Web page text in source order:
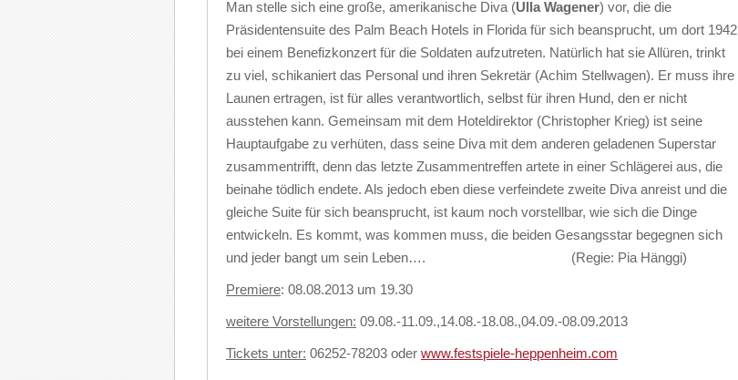
Man stelle sich eine große, amerikanische Diva (Ulla Wagener) vor, die die
Präsidentensuite des Palm Beach Hotels in Florida für sich beansprucht, um dort 1942
bei einem Benefizkonzert für die Soldaten aufzutreten. Natürlich hat sie Allüren, trinkt
zu viel, schikaniert das Personal und ihren Sekretär (Achim Stellwagen). Er muss ihre
Launen ertragen, ist für alles verantwortlich, selbst für ihren Hund, den er nicht
ausstehen kann. Gemeinsam mit dem Hoteldirektor (Christopher Krieg) ist seine
Hauptaufgabe zu verhüten, dass seine Diva mit dem anderen geladenen Superstar
zusammentrifft, denn das letzte Zusammentreffen artete in einer Schlägerei aus, die
beinahe tödlich endete. Als jedoch eben diese verfeindete zweite Diva anreist und die
gleiche Suite für sich beansprucht, ist kaum noch vorstellbar, wie sich die Dinge
entwickeln. Es kommt, was kommen muss, die beiden Gesangsstar begegnen sich
und jeder bangt um sein Leben…. (Regie: Pia Hänggi)
Premiere: 08.08.2013 um 19.30
weitere Vorstellungen: 09.08.-11.09.,14.08.-18.08.,04.09.-08.09.2013
Tickets unter: 06252-78203 oder www.festspiele-heppenheim.com